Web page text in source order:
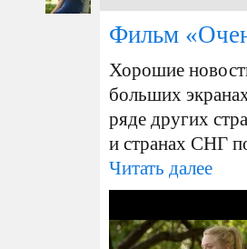
Фильм
Хорошие
больших
ряде других
и странах СНГ
Читать далее